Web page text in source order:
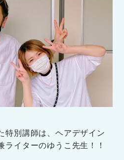
特別講師は、ヘアデザイン
ライターのゆうこ先生！！